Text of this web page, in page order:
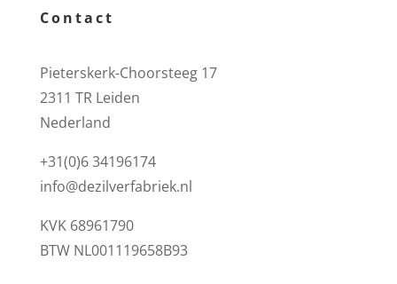
Contact
Pieterskerk-Choorsteeg 17
2311 TR Leiden
Nederland
+31(0)6 34196174
info@dezilverfabriek.nl
KVK 68961790
BTW NL001119658B93